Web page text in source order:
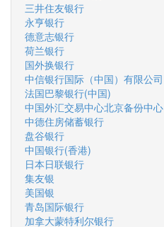
三井住友银行
永亨银行
德意志银行
荷兰银行
国外换银行
中信银行国际（中国）有限公司
法国巴黎银行(中国)
中国外汇交易中心北京备份中心
中德住房储蓄银行
盘谷银行
中国银行(香港)
日本日联银行
集友银
美国银
青岛国际银行
加拿大蒙特利尔银行